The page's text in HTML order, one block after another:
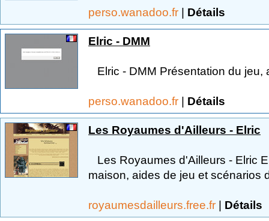
perso.wanadoo.fr | Détails
Elric - DMM
Elric - DMM Présentation du jeu,
perso.wanadoo.fr | Détails
Les Royaumes d'Ailleurs - Elric
Les Royaumes d'Ailleurs - Elric
maison, aides de jeu et scénarios
royaumesdailleurs.free.fr | Détails